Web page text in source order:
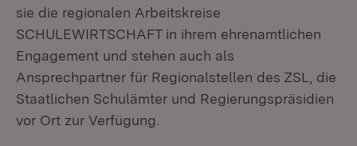
sie die regionalen Arbeitskreise
SCHULEWIRTSCHAFT in ihrem ehrenamtlichen
Engagement und stehen auch als
Ansprechpartner für Regionalstellen des ZSL, die
Staatlichen Schulämter und Regierungspräsidien
vor Ort zur Verfügung.